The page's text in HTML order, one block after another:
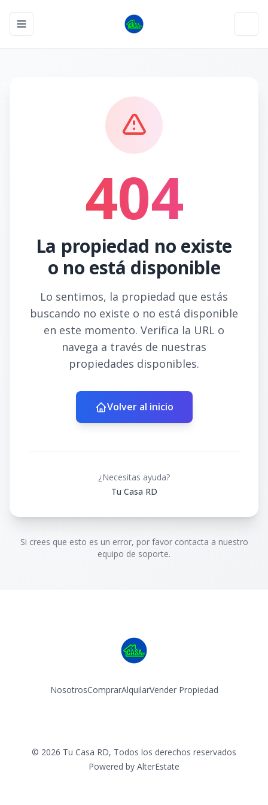
Toggle navigation menu
404
La propiedad no existe
o no está disponible
Lo sentimos, la propiedad que estás
buscando no existe o no está disponible
en este momento. Verifica la URL o
navega a través de nuestras
propiedades disponibles.
Volver al inicio
¿Necesitas ayuda?
Tu Casa RD
Si crees que esto es un error, por favor contacta a nuestro
equipo de soporte.
NosotrosComprarAlquilarVender Propiedad
© 2026 Tu Casa RD, Todos los derechos reservados
Powered by AlterEstate